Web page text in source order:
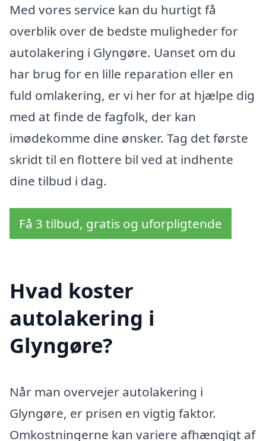
Med vores service kan du hurtigt få
overblik over de bedste muligheder for
autolakering i Glyngøre. Uanset om du
har brug for en lille reparation eller en
fuld omlakering, er vi her for at hjælpe dig
med at finde de fagfolk, der kan
imødekomme dine ønsker. Tag det første
skridt til en flottere bil ved at indhente
dine tilbud i dag.
Få 3 tilbud, gratis og uforpligtende
Hvad koster
autolakering i
Glyngøre?
Når man overvejer autolakering i
Glyngøre, er prisen en vigtig faktor.
Omkostningerne kan variere afhængigt af